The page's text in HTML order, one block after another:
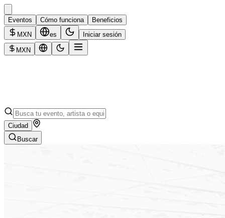
Eventos Cómo funciona
Beneficios
MXN
es Iniciar sesión
MXN
Ciudad
Buscar